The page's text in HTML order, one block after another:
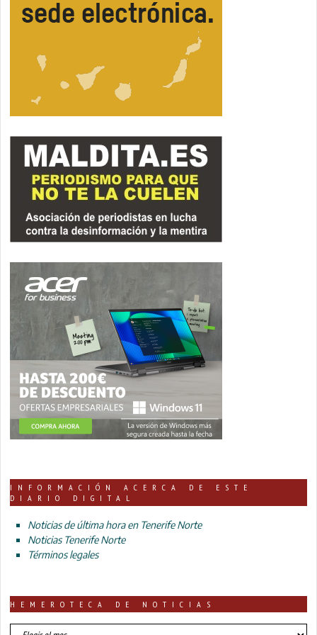
INFORMACIÓN ACERCA DE ESTE
DIARIO DIGITAL
Noticias de última hora en Tenerife Norte
Noticias Tenerife Norte
Términos legales
HEMEROTECA DE NOTICIAS
HEMEROTECA